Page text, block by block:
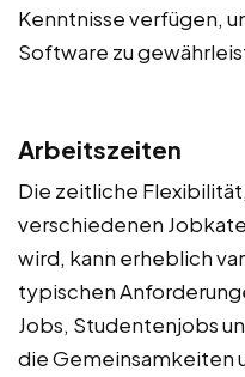
Kenntnisse verfügen,
Software zu
Arbeitszeiten
Die zeitliche
verschiedenen
wird, kann erheblich
typischen
Jobs, Studentenjobs
die Gemeinsamkeiten